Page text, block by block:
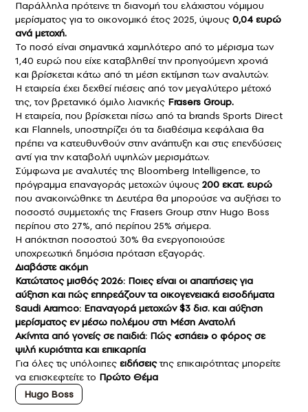
Παράλληλα πρότεινε τη διανομή του ελάχιστου νόμιμου
μερίσματος για το οικονομικό έτος 2025, ύψους 0,04 ευρώ
ανά μετοχή.
Το ποσό είναι σημαντικά χαμηλότερο από το μέρισμα των
1,40 ευρώ που είχε καταβληθεί την προηγούμενη χρονιά
και βρίσκεται κάτω από τη μέση εκτίμηση των αναλυτών.
Η εταιρεία έχει δεχθεί πιέσεις από τον μεγαλύτερο μέτοχό
της, τον βρετανικό όμιλο λιανικής Frasers Group.
Η εταιρεία, που βρίσκεται πίσω από τα brands Sports Direct
και Flannels, υποστηρίζει ότι τα διαθέσιμα κεφάλαια θα
πρέπει να κατευθυνθούν στην ανάπτυξη και στις επενδύσεις
αντί για την καταβολή υψηλών μερισμάτων.
Σύμφωνα με αναλυτές της Bloomberg Intelligence, το
πρόγραμμα επαναγοράς μετοχών ύψους 200 εκατ. ευρώ
που ανακοινώθηκε τη Δευτέρα θα μπορούσε να αυξήσει το
ποσοστό συμμετοχής της Frasers Group στην Hugo Boss
περίπου στο 27%, από περίπου 25% σήμερα.
Η απόκτηση ποσοστού 30% θα ενεργοποιούσε
υποχρεωτική δημόσια πρόταση εξαγοράς.
Διαβάστε ακόμη
Κατώτατος μισθός 2026: Ποιες είναι οι απαιτήσεις για
αύξηση και πώς επηρεάζουν τα οικογενειακά εισοδήματα
Saudi Aramco: Επαναγορά μετοχών $3 δισ. και αύξηση
μερίσματος εν μέσω πολέμου στη Μέση Ανατολή
Ακίνητα από γονείς σε παιδιά: Πώς «σπάει» ο φόρος σε
ψιλή κυριότητα και επικαρπία
Για όλες τις υπόλοιπες ειδήσειςτης επικαιρότητας μπορείτε
να επισκεφτείτε το Πρώτο Θέμα
Hugo Boss